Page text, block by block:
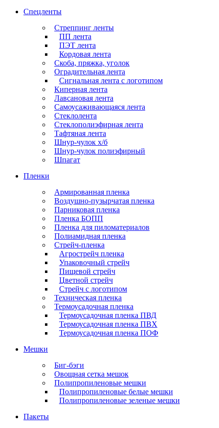
Спецленты
Стреппинг ленты
ПП лента
ПЭТ лента
Кордовая лента
Скоба, пряжка, уголок
Оградительная лента
Сигнальная лента с логотипом
Киперная лента
Лавсановая лента
Самоусаживающаяся лента
Стеклолента
Стеклополиэфирная лента
Тафтяная лента
Шнур-чулок х/б
Шнур-чулок полиэфирный
Шпагат
Пленки
Армированная пленка
Воздушно-пузырчатая пленка
Парниковая пленка
Пленка БОПП
Пленка для пиломатериалов
Полиамидная пленка
Стрейч-пленка
Агрострейч пленка
Упаковочный стрейч
Пищевой стрейч
Цветной стрейч
Стрейч с логотипом
Техническая пленка
Термоусадочная пленка
Термоусадочная пленка ПВД
Термоусадочная пленка ПВХ
Термоусадочная пленка ПОФ
Мешки
Биг-бэги
Овощная сетка мешок
Полипропиленовые мешки
Полипропиленовые белые мешки
Полипропиленовые зеленые мешки
Пакеты